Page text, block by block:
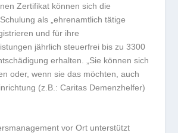
Zertifikat können sich die
als „ehrenamtlich tätige
und für ihre
jährlich steuerfrei bis zu 3300
erhalten. „Sie können sich
oder, wenn sie das möchten, auch
(z.B.: Caritas Demenzhelfer)
vor Ort unterstützt